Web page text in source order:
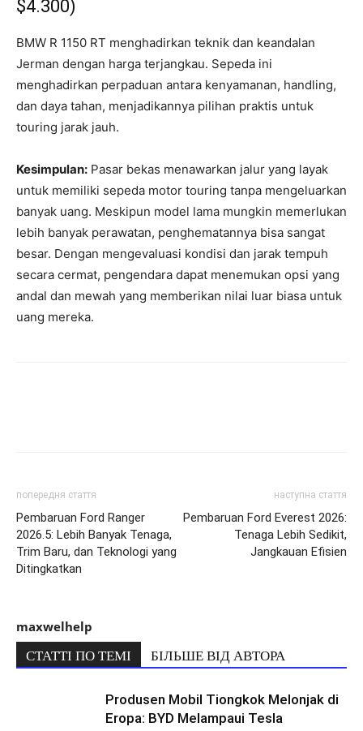
$4.300)
BMW R 1150 RT menghadirkan teknik dan keandalan
Jerman dengan harga terjangkau. Sepeda ini
menghadirkan perpaduan antara kenyamanan, handling,
dan daya tahan, menjadikannya pilihan praktis untuk
touring jarak jauh.
Kesimpulan: Pasar bekas menawarkan jalur yang layak
untuk memiliki sepeda motor touring tanpa mengeluarkan
banyak uang. Meskipun model lama mungkin memerlukan
lebih banyak perawatan, penghematannya bisa sangat
besar. Dengan mengevaluasi kondisi dan jarak tempuh
secara cermat, pengendara dapat menemukan opsi yang
andal dan mewah yang memberikan nilai luar biasa untuk
uang mereka.
попередня стаття
Pembaruan Ford Ranger
2026.5: Lebih Banyak Tenaga,
Trim Baru, dan Teknologi yang
Ditingkatkan
наступна стаття
Pembaruan Ford Everest 2026:
Tenaga Lebih Sedikit,
Jangkauan Efisien
maxwelhelp
СТАТТІ ПО ТЕМІ БІЛЬШЕ ВІД АВТОРА
Produsen Mobil Tiongkok Melonjak di
Eropa: BYD Melampaui Tesla